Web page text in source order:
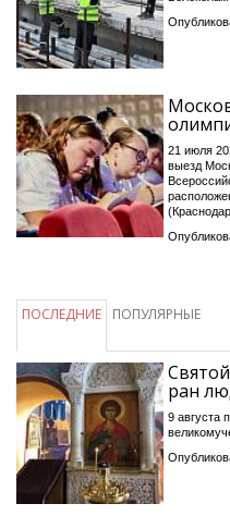
21 июля
выезд
ПОСЛЕДНИЕ ПОПУЛЯРНЫЕ
ран
9 августа